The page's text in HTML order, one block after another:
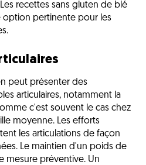
recettes sans gluten de blé
option pertinente pour les
peut présenter des
articulaires, notamment la
c'est souvent le cas chez
moyenne. Les efforts
les articulations de façon
Le maintien d'un poids de
mesure préventive. Un